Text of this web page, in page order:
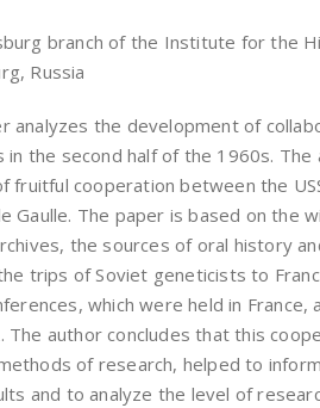
branch of the Institute for the
Russia
analyzes the development of
in the second half of the 1960s.
fruitful cooperation between the
Gaulle. The paper is based on the
the sources of oral history
trips of Soviet geneticists to
which were held in
The author concludes that this
of research, helped to
and to analyze the level of